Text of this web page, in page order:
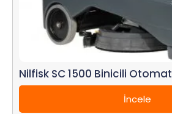
Nilfisk SC 1500 Binicili Otomat
İncele